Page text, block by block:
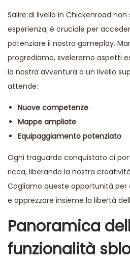
Salire di livello in Chickenroad
esperienza; è cruciale per
potenziare il nostro gameplay.
progrediamo, sveleremo aspetti
la nostra avventura a un livello
attende:
Nuove competenze
Mappe ampliate
Equipaggiamento potenziato
Ogni traguardo conquistato ci
ricca, liberando la nostra
Cogliamo queste opportunità per
e apprezzare insieme la libertà
Panoramica
funzionalità